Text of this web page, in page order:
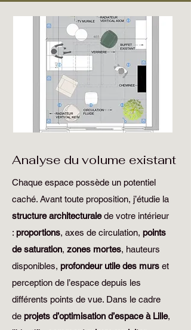
Analyse du volume existant
Chaque espace possède un potentiel
caché. Avant toute proposition, j’étudie la
structure architecturalede votre intérieur
: proportions, axes de circulation, points
de saturation, zones mortes, hauteurs
disponibles, profondeur utile des murs et
perception de l’espace depuis les
différents points de vue. Dans le cadre
de projets d’optimisation d’espace à Lille,